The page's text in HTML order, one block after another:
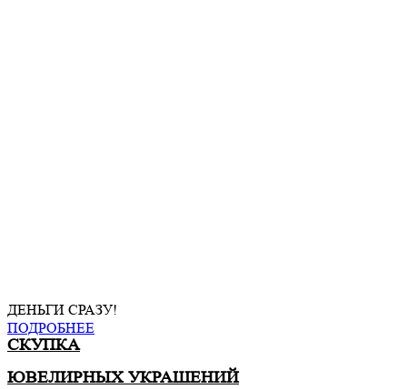
ДЕНЬГИ СРАЗУ!
ПОДРОБНЕЕ
СКУПКА
ЮВЕЛИРНЫХ УКРАШЕНИЙ